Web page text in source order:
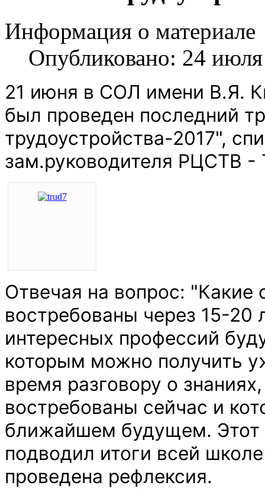
Информация о материале
Опубликовано: 24
21 июня в СОЛ имени В.Я.
был проведен последний
трудоустройства-2017",
зам.руководителя РЦСТВ -
Отвечая на вопрос: "Какие
востребованы через 15-
интересных профессий
которым можно получить
время разговору о
востребованы сейчас и
ближайшем будущем.
подводил итоги всей
проведена рефлексия.